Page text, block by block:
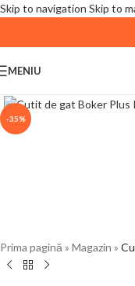
Skip to navigation Skip to
| 📦 Program
August,
expediate. Va
MENIU
-35%
Prima pagină » Magazin »